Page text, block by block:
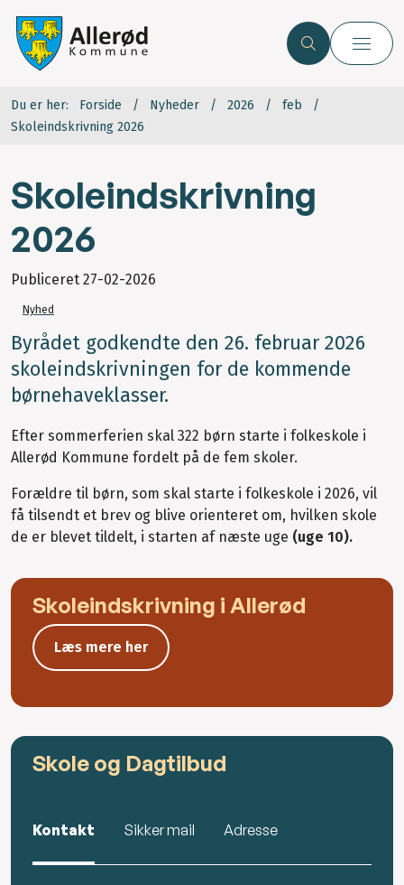
Du er her: Forside Nyheder 2026
feb
Skoleindskrivning 2026
Skoleindskrivning
2026
Publiceret 27-02-2026
Nyhed
Byrådet godkendte den 26. februar 2026
skoleindskrivningen for de kommende
børnehaveklasser.
Efter sommerferien skal 322 børn starte i folkeskole i
Allerød Kommune fordelt på de fem skoler.
Forældre til børn, som skal starte i folkeskole i 2026, vil
få tilsendt et brev og blive orienteret om, hvilken skole
de er blevet tildelt, i starten af næste uge (uge 10).
Skoleindskrivning i Allerød
Læs mere her
Skole og Dagtilbud
Kontakt Sikker mail Adresse